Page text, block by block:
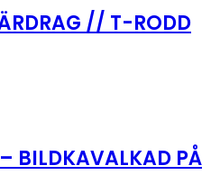
// T-RODD
BILDKAVALKAD PÅ